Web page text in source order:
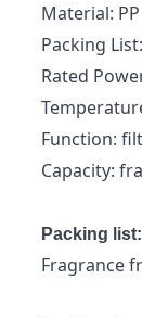
Material: PP
Packing
Rated
Function:
Capacity:
Packing list:
Fragrance